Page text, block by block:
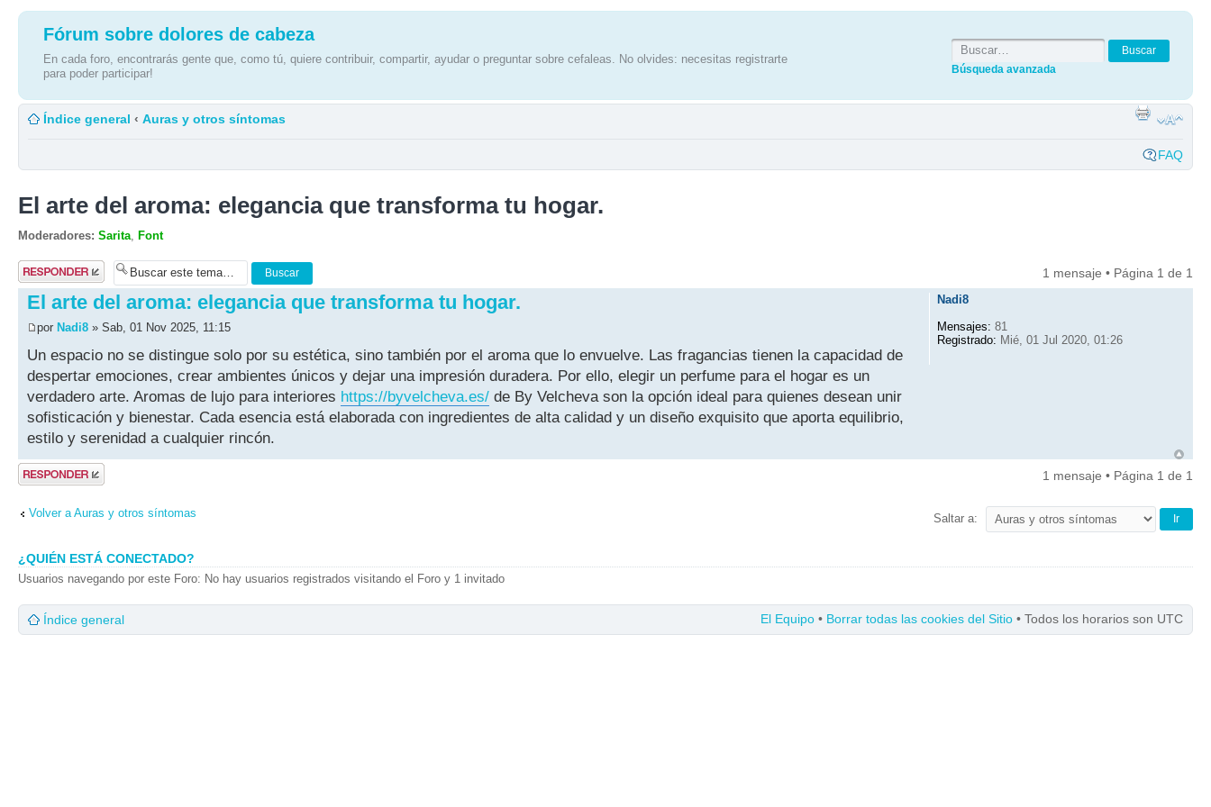
Fórum sobre dolores de cabeza
En cada foro, encontrarás gente que, como tú, quiere contribuir, compartir, ayudar o preguntar sobre cefaleas. No olvides: necesitas registrarte
para poder participar!
Búsqueda avanzada
Índice general ‹ Auras y otros síntomas
FAQ
El arte del aroma: elegancia que transforma tu hogar.
Moderadores: Sarita Font
Publicar una
respuesta
1 mensaje • Página 1 de 1
El arte del aroma: elegancia que transforma tu hogar.
por Nadi8 » Sab, 01 Nov 2025, 11:15
Un espacio no se distingue solo por su estética, sino también por el aroma que lo envuelve. Las fragancias tienen la capacidad de
despertar emociones, crear ambientes únicos y dejar una impresión duradera. Por ello, elegir un perfume para el hogar es un
verdadero arte. Aromas de lujo para interiores https://byvelcheva.es/ de By Velcheva son la opción ideal para quienes desean unir
sofisticación y bienestar. Cada esencia está elaborada con ingredientes de alta calidad y un diseño exquisito que aporta equilibrio,
estilo y serenidad a cualquier rincón.
Nadi8
Mensajes: 81
Registrado: Mié, 01 Jul 2020, 01:26
Publicar una
respuesta
1 mensaje • Página 1 de 1
Volver a Auras y otros síntomas Saltar a:
¿QUIÉN ESTÁ CONECTADO?
Usuarios navegando por este Foro: No hay usuarios registrados visitando el Foro y 1 invitado
Índice general El Equipo • Borrar todas las cookies del Sitio • Todos los horarios son UTC